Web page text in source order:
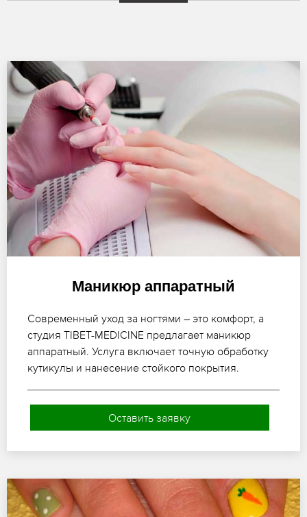
Маникюр аппаратный
Современный уход за ногтями – это комфорт, а
студия TIBET-MEDICINE предлагает маникюр
аппаратный. Услуга включает точную обработку
кутикулы и нанесение стойкого покрытия.
Оставить заявку